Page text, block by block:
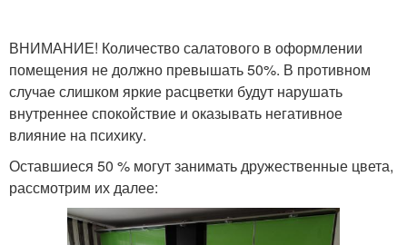
ВНИМАНИЕ! Количество салатового в оформлении
помещения не должно превышать 50%. В противном
случае слишком яркие расцветки будут нарушать
внутреннее спокойствие и оказывать негативное
влияние на психику.
Оставшиеся 50 % могут занимать дружественные цвета,
рассмотрим их далее: